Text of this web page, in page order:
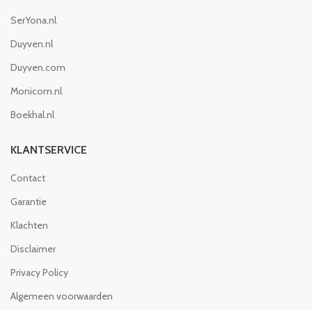
SerYona.nl
Duyven.nl
Duyven.com
Monicom.nl
Boekhal.nl
KLANTSERVICE
Contact
Garantie
Klachten
Disclaimer
Privacy Policy
Algemeen voorwaarden